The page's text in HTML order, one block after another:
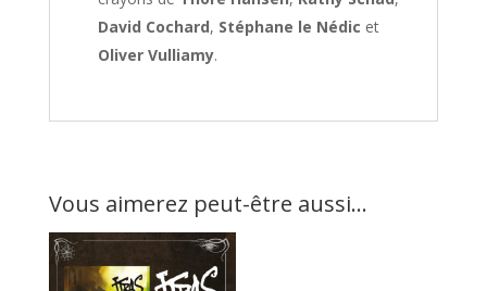
David Cochard, Stéphane le Nédic et
Oliver Vulliamy.
Vous aimerez peut-être aussi…